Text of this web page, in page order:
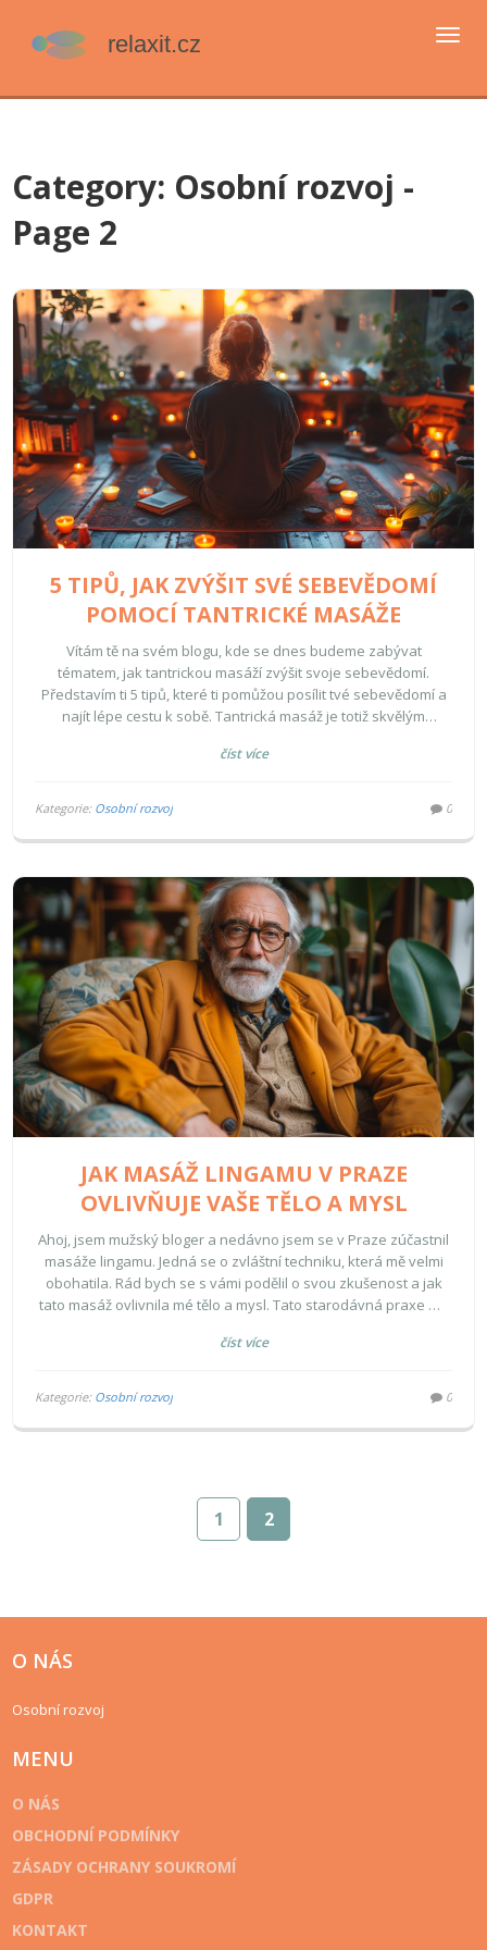
Category: Osobní rozvoj -
Page 2
5 TIPŮ, JAK ZVÝŠIT SVÉ SEBEVĚDOMÍ
POMOCÍ TANTRICKÉ MASÁŽE
Vítám tě na svém blogu, kde se dnes budeme zabývat
tématem, jak tantrickou masáží zvýšit svoje sebevědomí.
Představím ti 5 tipů, které ti pomůžou posílit tvé sebevědomí a
najít lépe cestu k sobě. Tantrická masáž je totiž skvělým
prospěch! Připoj se ke mně a objev nové možnosti, jak na sobě
číst více
Kategorie: Osobní rozvoj 0
JAK MASÁŽ LINGAMU V PRAZE
OVLIVŇUJE VAŠE TĚLO A MYSL
Ahoj, jsem mužský bloger a nedávno jsem se v Praze zúčastnil
masáže lingamu. Jedná se o zvláštní techniku, která mě velmi
obohatila. Rád bych se s vámi podělil o svou zkušenost a jak
tato masáž ovlivnila mé tělo a mysl. Tato starodávná praxe mě
poskytla hluboký duševní a tělesný prospěch. Je to zkušenost,
číst více
Kategorie: Osobní rozvoj 0
1 2
O NÁS
Osobní rozvoj
MENU
O NÁS
OBCHODNÍ PODMÍNKY
ZÁSADY OCHRANY SOUKROMÍ
GDPR
KONTAKT